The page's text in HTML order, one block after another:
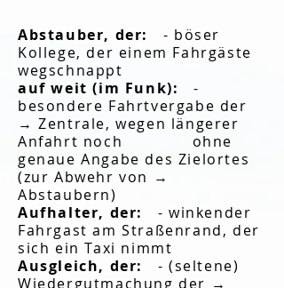
Abstauber, der: - böser
Kollege, der einem Fahrgäste
wegschnappt
auf weit (im Funk):-
besondere Fahrtvergabe der
→ Zentrale, wegen längerer
Anfahrt noch ohne
genaue Angabe des Zielortes
(zur Abwehr von →
Abstaubern)
Aufhalter, der: - winkender
Fahrgast am Straßenrand, der
sich ein Taxi nimmt
Ausgleich, der: - (seltene)
Wiedergutmachung der →